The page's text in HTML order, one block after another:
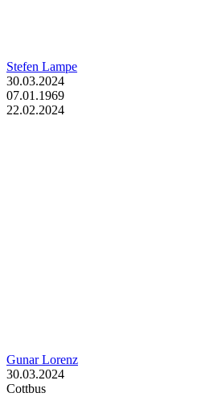
Stefen Lampe
30.03.2024
07.01.1969
22.02.2024
Gunar Lorenz
30.03.2024
Cottbus